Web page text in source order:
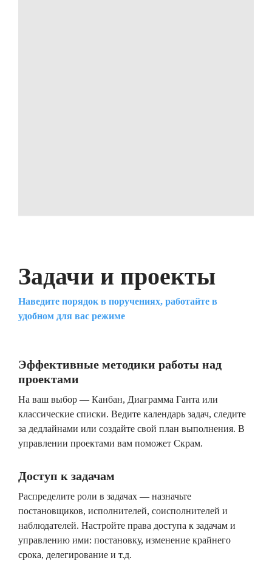
Задачи и проекты
Наведите порядок в поручениях, работайте в
удобном для вас режиме
Эффективные методики работы над
проектами
На ваш выбор — Канбан, Диаграмма Ганта или
классические списки. Ведите календарь задач, следите
за дедлайнами или создайте свой план выполнения. В
управлении проектами вам поможет Скрам.
Доступ к задачам
Распределите роли в задачах — назначьте
постановщиков, исполнителей, соисполнителей и
наблюдателей. Настройте права доступа к задачам и
управлению ими: постановку, изменение крайнего
срока, делегирование и т.д.